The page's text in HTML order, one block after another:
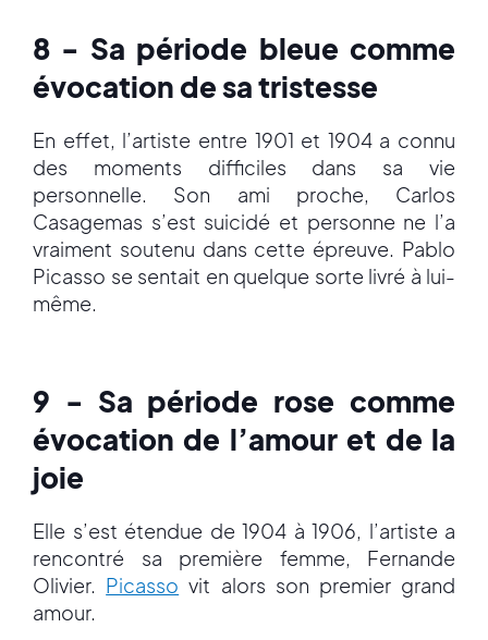
8 - Sa période bleue comme
évocation de sa tristesse
En effet, l’artiste entre 1901 et 1904 a connu
des moments difficiles dans sa vie
personnelle. Son ami proche, Carlos
Casagemas s’est suicidé et personne ne l’a
vraiment soutenu dans cette épreuve. Pablo
Picasso se sentait en quelque sorte livré à lui-
même.
9 - Sa période rose comme
évocation de l’amour et de la
joie
Elle s’est étendue de 1904 à 1906, l’artiste a
rencontré sa première femme, Fernande
Olivier. Picasso vit alors son premier grand
amour.